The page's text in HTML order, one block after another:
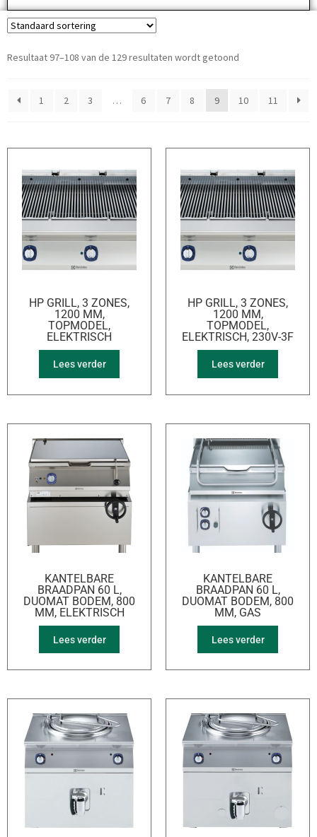
Resultaat 97–108 van de 129 resultaten wordt getoond
1 2 3 … 6 7 8 9 10 11
HP GRILL, 3 ZONES,
1200 MM,
TOPMODEL,
ELEKTRISCH
Lees verder
HP GRILL, 3 ZONES,
1200 MM,
TOPMODEL,
ELEKTRISCH, 230V-3F
Lees verder
KANTELBARE
BRAADPAN 60 L,
DUOMAT BODEM, 800
MM, ELEKTRISCH
Lees verder
KANTELBARE
BRAADPAN 60 L,
DUOMAT BODEM, 800
MM, GAS
Lees verder